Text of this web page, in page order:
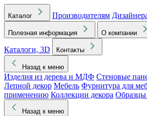
Каталог Производителям
Полезная информация О компании
Каталоги, 3D
Контакты
Назад к меню
Изделия из дерева и МДФ Стеновые
Лепной декор Мебель Фурнитура для
применению Коллекции декора
Назад к меню